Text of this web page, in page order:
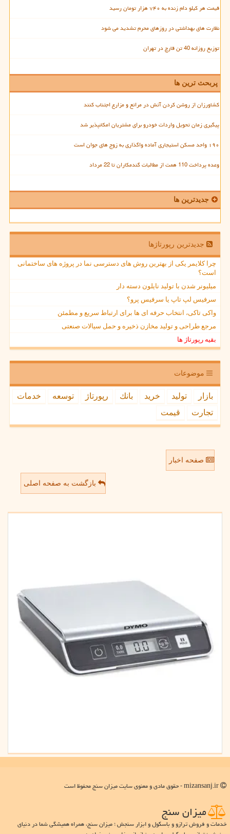
قیمت هر کیلو دام زنده به ۷۴۰ هزار تومان رسید
نظارت های بهداشتی در روزهای محرم تشدید می شود
توزیع روزانه 40 تن قارچ در تهران
پربحث ترین ها
کشاورزان از روشن کردن آتش در مراتع و مزارع اجتناب کنند
پیگیری زمان تحویل واردات خودرو برای مشتریان امکانپذیر شد
۱۹۰ واحد مسکن استیجاری آماده واگذاری به زوج های جوان است
وعده پرداخت 110 همت از مطالبات گندمکاران تا 22 مرداد
جدیدترین ها
جدیدترین رپورتاژها
چرا کلایمر یکی از بهترین روش های دسترسی نما در پروژه های ساختمانی
است؟
میلیونر شدن با تولید نایلون دسته دار
سرفیس لپ تاپ یا سرفیس پرو؟
واکی تاکی، انتخاب حرفه ای ها برای ارتباط سریع و مطمئن
مرجع طراحی و تولید مخازن ذخیره و حمل سیالات صنعتی
بقیه رپورتاژ ها
موضوعات
بازار تولید خرید بانك رپورتاژ توسعه
خدمات
تجارت
قیمت
صفحه اخبار
بازگشت به صفحه اصلی
میزان سنج
خدمات و فروش ترازو و باسکول و ابزار سنجش ؛ میزان سنج، همراه همیشگی شما در دنیای